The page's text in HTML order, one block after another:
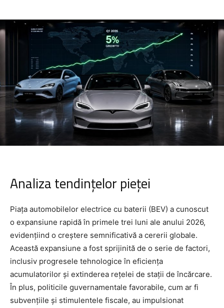
Analiza tendințelor pieței
Piața automobilelor electrice cu baterii (BEV) a cunoscut
o expansiune rapidă în primele trei luni ale anului 2026,
evidențiind o creștere semnificativă a cererii globale.
Această expansiune a fost sprijinită de o serie de factori,
inclusiv progresele tehnologice în eficiența
acumulatorilor și extinderea rețelei de stații de încărcare.
În plus, politicile guvernamentale favorabile, cum ar fi
subvențiile și stimulentele fiscale, au impulsionat